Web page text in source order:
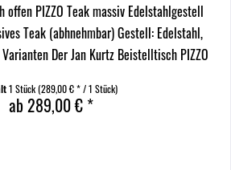
PIZZO Teak massiv Edelstahlgestell
Teak (abhnehmbar) Gestell: Edelstahl,
Der Jan Kurtz Beistelltisch PIZZO
1 Stück(289,00 € * / 1 Stück)
ab 289,00 € *